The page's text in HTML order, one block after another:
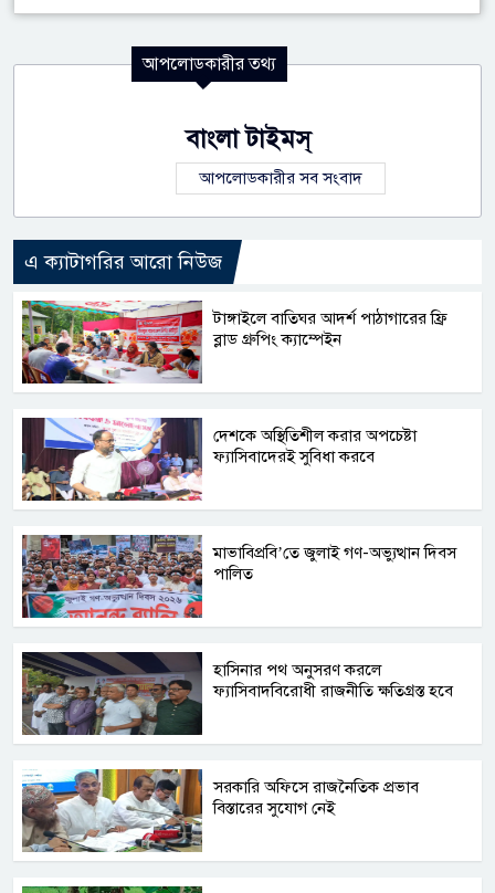
আপলোডকারীর তথ্য
বাংলা টাইমস্
আপলোডকারীর সব সংবাদ
এ ক্যাটাগরির আরো নিউজ
টাঙ্গাইলে বাতিঘর আদর্শ পাঠাগারের ফ্রি
ব্লাড গ্রুপিং ক্যাম্পেইন
দেশকে অস্থিতিশীল করার অপচেষ্টা
ফ্যাসিবাদেরই সুবিধা করবে
মাভাবিপ্রবি’তে জুলাই গণ-অভ্যুত্থান দিবস
পালিত
হাসিনার পথ অনুসরণ করলে
ফ্যাসিবাদবিরোধী রাজনীতি ক্ষতিগ্রস্ত হবে
সরকারি অফিসে রাজনৈতিক প্রভাব
বিস্তারের সুযোগ নেই